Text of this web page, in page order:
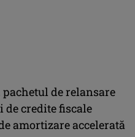
de relansare
de credite fiscale
amortizare accelerată